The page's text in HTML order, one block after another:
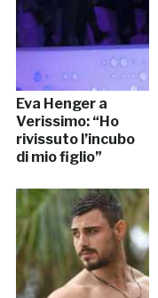
Eva Henger a
Verissimo: “Ho
rivissuto l’incubo
di mio figlio”